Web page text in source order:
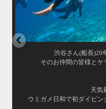
は
アイランド
最近投稿できてませんでし
ツアーとケラマ体験ダイビ
毎日海へ行